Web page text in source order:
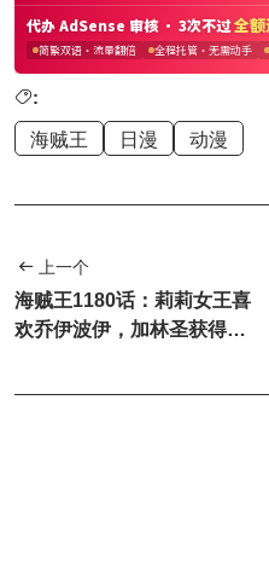
:
海贼王 日漫 动漫
上一个
海贼王1180话：莉莉女王喜
欢乔伊波伊，加林圣获得新